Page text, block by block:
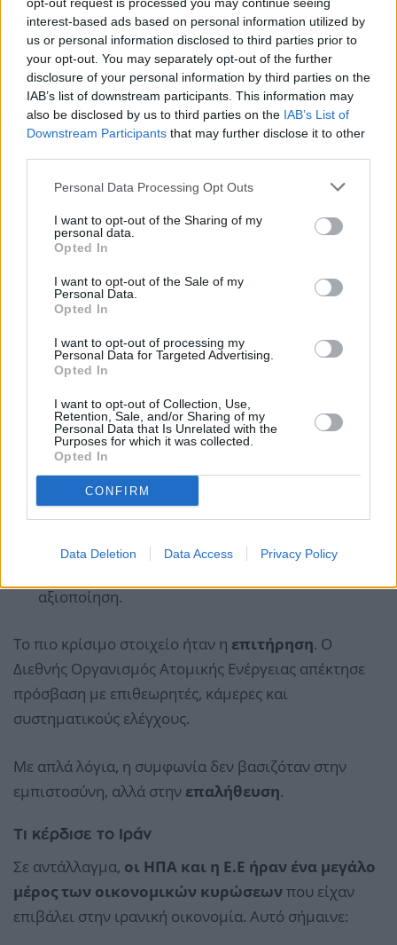
interest-based ads based on personal information utilized by
us or personal information disclosed to third parties prior to
your opt-out. You may separately opt-out of the further
disclosure of your personal information by third parties on the
IAB’s list of downstream participants. This information may
also be disclosed by us to third parties on the IAB’s List of
Downstream Participants that may further disclose it to other
Personal Data Processing Opt Outs
I want to opt-out of the Sharing of my
personal data.
Opted In
I want to opt-out of the Sale of my
Personal Data.
Opted In
I want to opt-out of processing my
Personal Data for Targeted Advertising.
Opted In
I want to opt-out of Collection, Use,
Retention, Sale, and/or Sharing of my
Personal Data that Is Unrelated with the
Purposes for which it was collected.
Opted In
CONFIRM
Data Deletion Data Access Privacy Policy
υλικού για βόμβα.
Πριν από τη συμφωνία, οι αμερικανικές υπηρεσίες
εκτιμούσαν ότι το χρονικό αυτό περιθώριο είχε
πέσει στους δύο ή τρεις μήνες.
Για να αλλάξει αυτό, η Τεχεράνη αποδέχθηκε
σημαντικούς περιορισμούς:
Παρέδωσε περίπου το 98% των αποθεμάτων
εμπλουτισμένου ουρανίου.
Διέλυσε περίπου τα δύο τρίτα των
φυγοκεντρητών της.
Δεσμεύθηκε να λειτουργεί μόνο 5.060
φυγοκεντρητές χαμηλής τεχνολογίας για μία
Δεν θα εμπλούτιζε ουράνιο στη βαριά οχυρωμένη
εγκατάσταση του Φορντό για 15 χρόνια.
Ο εμπλουτισμός ουρανίου περιοριζόταν στο
3,67%, ποσοστό κατάλληλο για πολιτική χρήση
αλλά όχι για όπλα.
Τροποποίησε αντιδραστήρα που μπορούσε να
αξιοποίηση.
Το πιο κρίσιμο στοιχείο ήταν η επιτήρηση. Ο
Διεθνής Οργανισμός Ατομικής Ενέργειας απέκτησε
πρόσβαση με επιθεωρητές, κάμερες και
συστηματικούς ελέγχους.
Με απλά λόγια, η συμφωνία δεν βασιζόταν στην
εμπιστοσύνη, αλλά στην επαλήθευση.
Τι κέρδισε το Ιράν
Σε αντάλλαγμα, οι ΗΠΑ και η Ε.Ε ήραν ένα μεγάλο
μέρος των οικονομικών κυρώσεων που είχαν
επιβάλει στην ιρανική οικονομία. Αυτό σήμαινε: